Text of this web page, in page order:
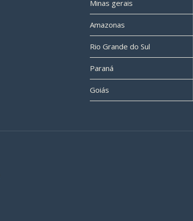
Minas gerais
Amazonas
Rio Grande do Sul
Paraná
Goiás